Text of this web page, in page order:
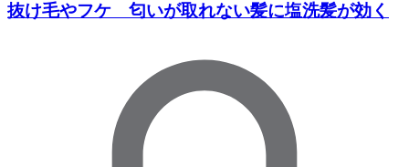
抜け毛やフケ 匂いが取れない髪に塩洗髪が効く